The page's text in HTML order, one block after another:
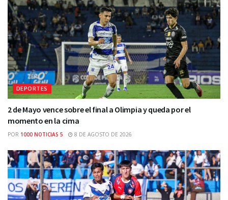
DEPORTES
2 de Mayo vence sobre el final a Olimpia y queda por el
momento en la cima
POR 1000 NOTICIAS 5 8 DE AGOSTO DE 2026